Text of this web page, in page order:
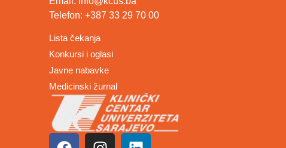
Telefon: +387 33 29 70 00
Lista čekanja
Konkursi i oglasi
Javne nabavke
Medicinski žurnal